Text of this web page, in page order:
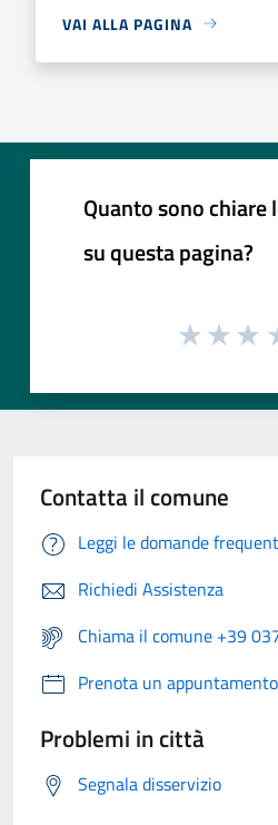
VAI ALLA PAGINA
Quanto sono
su questa pagina?
Contatta il comune
Leggi le domande
Richiedi Assistenza
Chiama il comune +39
Prenota un appuntamento
Problemi in città
Segnala disservizio